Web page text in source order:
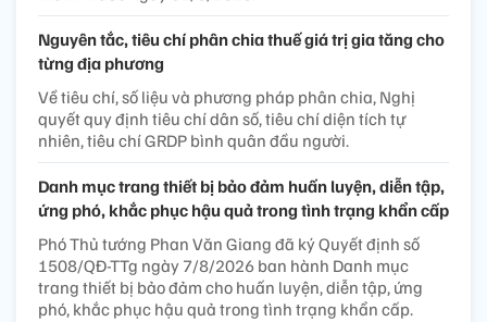
Nguyên tắc, tiêu chí phân chia thuế giá trị gia tăng cho
từng địa phương
Về tiêu chí, số liệu và phương pháp phân chia, Nghị
quyết quy định tiêu chí dân số, tiêu chí diện tích tự
nhiên, tiêu chí GRDP bình quân đầu người.
Danh mục trang thiết bị bảo đảm huấn luyện, diễn tập,
ứng phó, khắc phục hậu quả trong tình trạng khẩn cấp
Phó Thủ tướng Phan Văn Giang đã ký Quyết định số
1508/QĐ-TTg ngày 7/8/2026 ban hành Danh mục
trang thiết bị bảo đảm cho huấn luyện, diễn tập, ứng
phó, khắc phục hậu quả trong tình trạng khẩn cấp.